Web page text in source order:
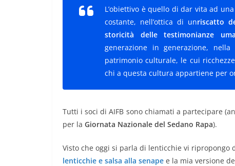
L’obiettivo è quello di dar vita ad
costante, nell’ottica di unriscatto
storicità delle testimonianze
generazione in generazione,
patrimonio culturale, le cui
chi a questa cultura appartiene per
Tutti i soci di AIFB sono chiamati a partecipare
per la Giornata Nazionale del Sedano Rapa).
Visto che oggi si parla di lenticchie vi ripropongo
lenticchie e salsa alla senape e la mia versione